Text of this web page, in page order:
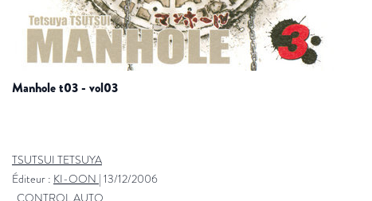
manhole t03 - vol03
TSUTSUI TETSUYA
Éditeur : KI-OON | 13/12/2006